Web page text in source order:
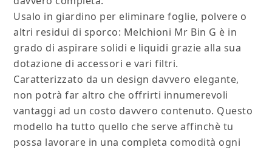
Usalo in giardino per eliminare foglie, polvere o
altri residui di sporco: Melchioni Mr Bin G è in
grado di aspirare solidi e liquidi grazie alla sua
dotazione di accessori e vari filtri.
Caratterizzato da un design davvero elegante,
non potrà far altro che offrirti innumerevoli
vantaggi ad un costo davvero contenuto. Questo
modello ha tutto quello che serve affinchè tu
possa lavorare in una completa comodità ogni